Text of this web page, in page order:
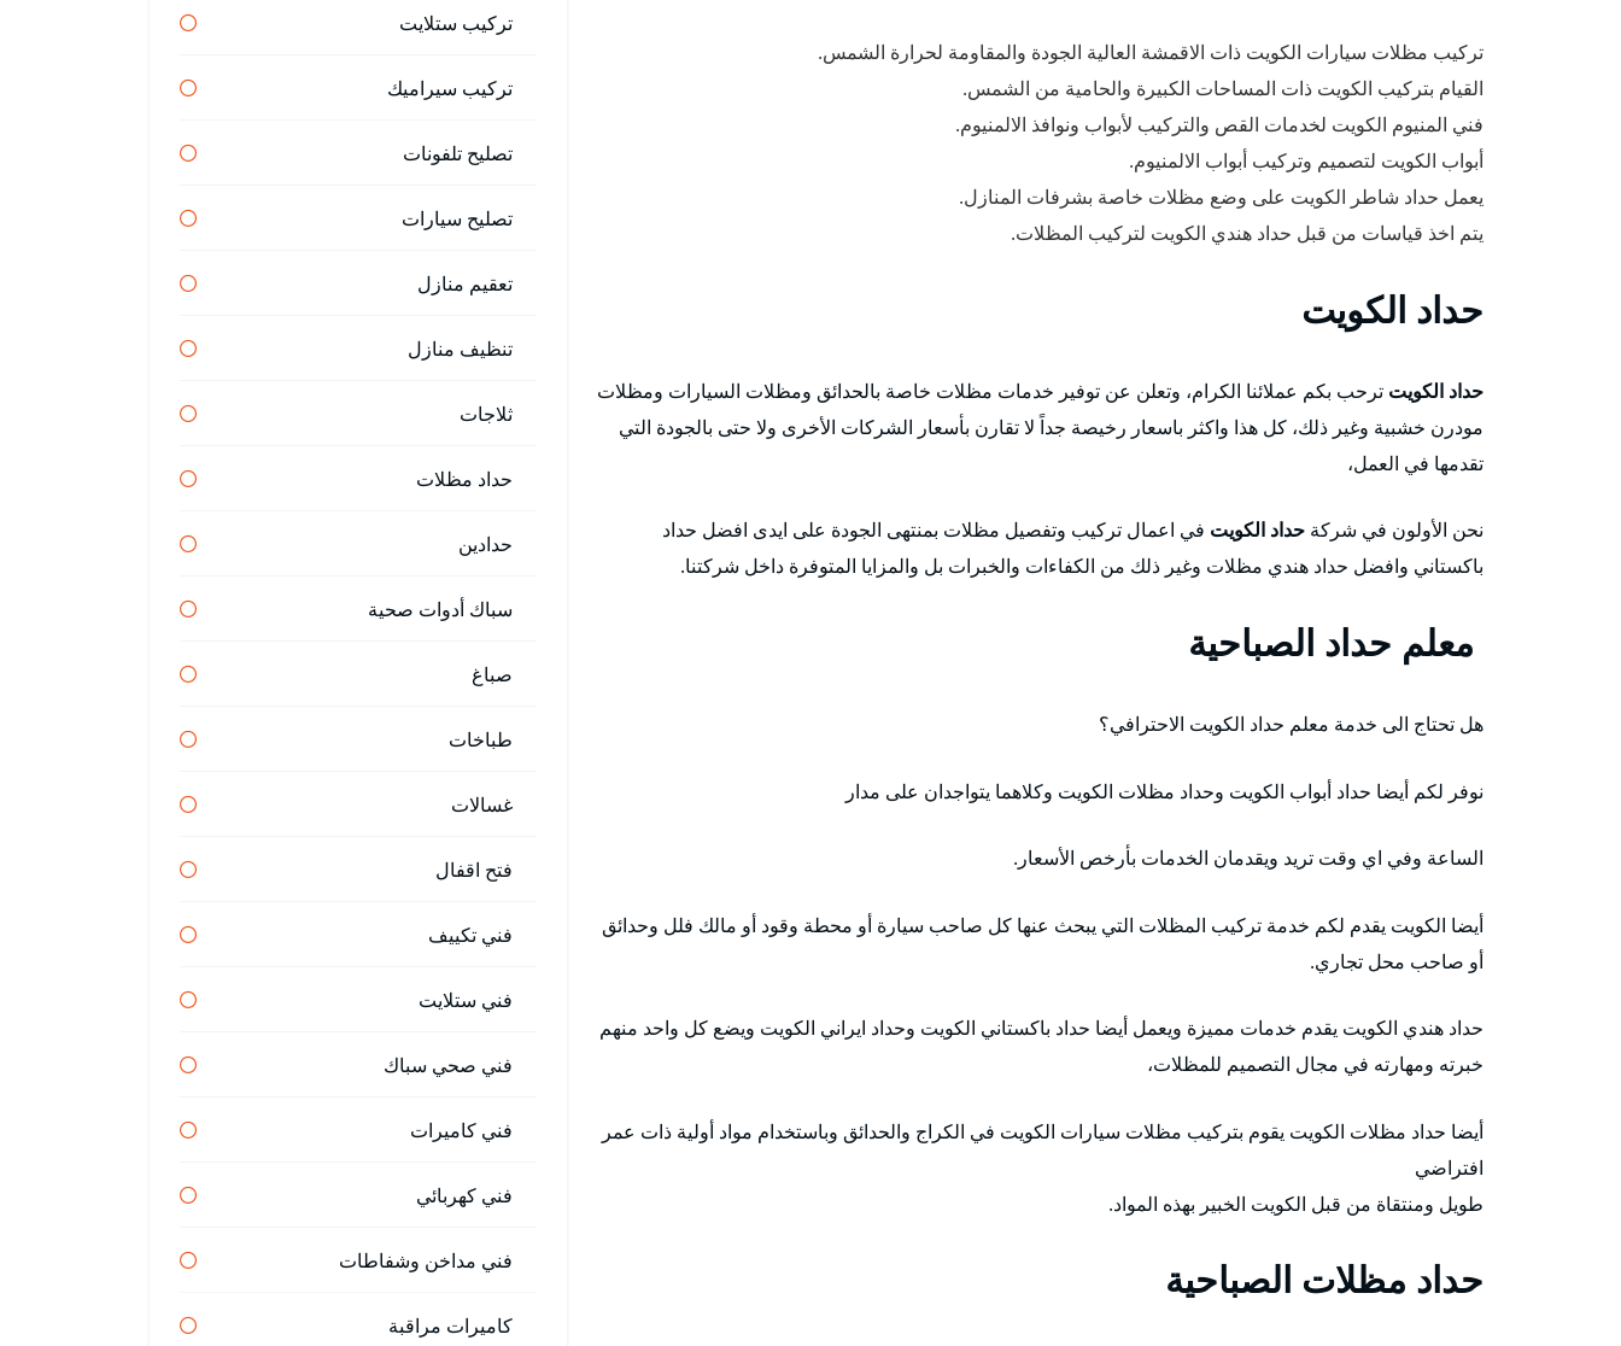
تركيب مظلات سيارات الكويت ذات الاقمشة العالية الجودة والمقاومة لحرارة الشمس.
القيام بتركيب الكويت ذات المساحات الكبيرة والحامية من الشمس.
فني المنيوم الكويت لخدمات القص والتركيب لأبواب ونوافذ الالمنيوم.
أبواب الكويت لتصميم وتركيب أبواب الالمنيوم.
يعمل حداد شاطر الكويت على وضع مظلات خاصة بشرفات المنازل.
يتم اخذ قياسات من قبل حداد هندي الكويت لتركيب المظلات.
حداد الكويت
حداد الكويت ترحب بكم عملائنا الكرام، وتعلن عن توفير خدمات مظلات خاصة بالحدائق ومظلات السيارات ومظلات
مودرن خشبية وغير ذلك، كل هذا واكثر باسعار رخيصة جداً لا تقارن بأسعار الشركات الأخرى ولا حتى بالجودة التي
تقدمها في العمل،
نحن الأولون في شركة حداد الكويت في اعمال تركيب وتفصيل مظلات بمنتهى الجودة على ايدى افضل حداد
باكستاني وافضل حداد هندي مظلات وغير ذلك من الكفاءات والخبرات بل والمزايا المتوفرة داخل شركتنا.
معلم حداد الصباحية
هل تحتاج الى خدمة معلم حداد الكويت الاحترافي؟
نوفر لكم أيضا حداد أبواب الكويت وحداد مظلات الكويت وكلاهما يتواجدان على مدار
الساعة وفي اي وقت تريد ويقدمان الخدمات بأرخص الأسعار.
أيضا الكويت يقدم لكم خدمة تركيب المظلات التي يبحث عنها كل صاحب سيارة أو محطة وقود أو مالك فلل وحدائق
أو صاحب محل تجاري.
حداد هندي الكويت يقدم خدمات مميزة ويعمل أيضا حداد باكستاني الكويت وحداد ايراني الكويت ويضع كل واحد منهم
خبرته ومهارته في مجال التصميم للمظلات،
أيضا حداد مظلات الكويت يقوم بتركيب مظلات سيارات الكويت في الكراج والحدائق وباستخدام مواد أولية ذات عمر
افتراضي
طويل ومنتقاة من قبل الكويت الخبير بهذه المواد.
حداد مظلات الصباحية
تركيب ستلايت
تركيب سيراميك
تصليح تلفونات
تصليح سيارات
تعقيم منازل
تنظيف منازل
ثلاجات
حداد مظلات
حدادين
سباك أدوات صحية
صباغ
طباخات
غسالات
فتح اقفال
فني تكييف
فني ستلايت
فني صحي سباك
فني كاميرات
فني كهربائي
فني مداخن وشفاطات
كاميرات مراقبة